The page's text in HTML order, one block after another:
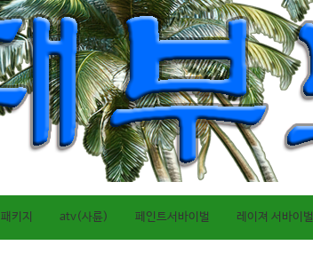
패키지 atv(사륜) 페인트서바이벌 레이져 서바이벌